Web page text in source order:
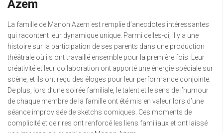
Azem
La famille de Manon Azem est remplie d’anecdotes intéressantes
qui racontent leur dynamique unique. Parmi celles-ci, il y a une
histoire sur la participation de ses parents dans une production
théâtrale où ils ont travaillé ensemble pour la première fois. Leur
créativité et leur collaboration ont apporté une énergie spéciale sur
scène, et ils ont reçu des éloges pour leur performance conjointe.
De plus, lors d’une soirée familiale, le talent et le sens de l’humour
de chaque membre de la famille ont été mis en valeur lors d’une
séance improvisée de sketchs comiques. Ces moments de
complicité et de rires ont renforcé les liens familiaux et ont laissé